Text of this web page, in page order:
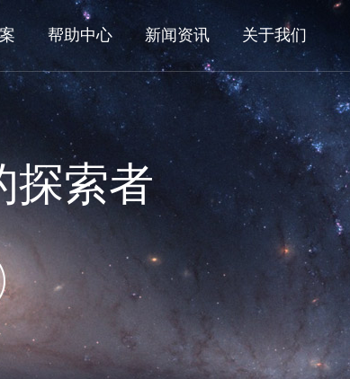
帮助中心 新闻资讯 关于我们
探索者